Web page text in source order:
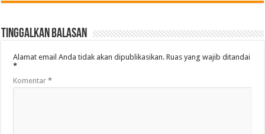
Tinggalkan Balasan
Alamat email Anda tidak akan dipublikasikan. Ruas yang wajib ditandai
*
Komentar*